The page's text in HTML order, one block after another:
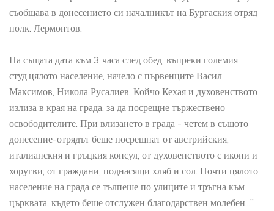
съобщава в донесението си началникът на Бургаския отряд
полк. Лермонтов.
На същата дата към 3 часа след обед, въпреки големия
студ,цялото население, начело с първенците Васил
Максимов, Никола Русалиев, Койчо Кехая и духовенството
излиза в края на града, за да посрещне тържествено
освободителите. При влизането в града - четем в същото
донесение-отрядът беше посрещнат от австрийския,
италианския и гръцкия консул; от духовенството с икони и
хоругви; от граждани, поднасящи хляб и сол. Почти цялото
население на града се тълпеше по улиците и тръгна към
църквата, където беше отслужен благодарствен молебен...”